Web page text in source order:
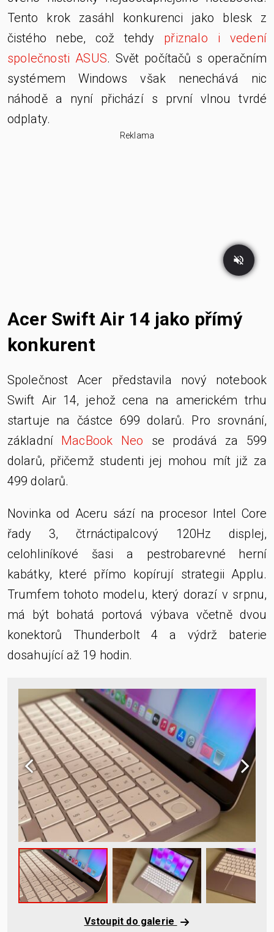
Tento krok zasáhl konkurenci jako blesk z
čistého nebe, což tehdy přiznalo i vedení
společnosti ASUS. Svět počítačů s operačním
systémem Windows však nenechává nic
náhodě a nyní přichází s první vlnou tvrdé
odplaty.
Reklama
Acer Swift Air 14 jako přímý
konkurent
Společnost Acer představila nový notebook
Swift Air 14, jehož cena na americkém trhu
startuje na částce 699 dolarů. Pro srovnání,
základní MacBook Neo se prodává za 599
dolarů, přičemž studenti jej mohou mít již za
499 dolarů.
Novinka od Aceru sází na procesor Intel Core
řady 3, čtrnáctipalcový 120Hz displej,
celohliníkové šasi a pestrobarevné herní
kabátky, které přímo kopírují strategii Applu.
Trumfem tohoto modelu, který dorazí v srpnu,
má být bohatá portová výbava včetně dvou
konektorů Thunderbolt 4 a výdrž baterie
dosahující až 19 hodin.
Vstoupit do galerie